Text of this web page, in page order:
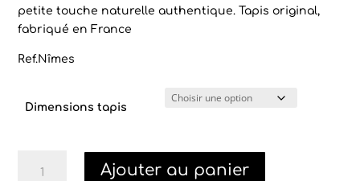
petite touche naturelle authentique. Tapis original,
fabriqué en France
Ref.Nîmes
Dimensions tapis
Ajouter au panier